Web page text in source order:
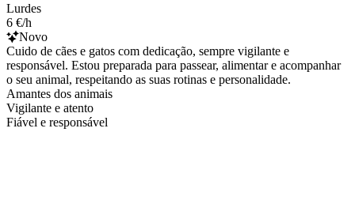
Lurdes
6 €/h
Novo
Cuido de cães e gatos com dedicação, sempre vigilante e
responsável. Estou preparada para passear, alimentar e acompanhar
o seu animal, respeitando as suas rotinas e personalidade.
Amantes dos animais
Vigilante e atento
Fiável e responsável